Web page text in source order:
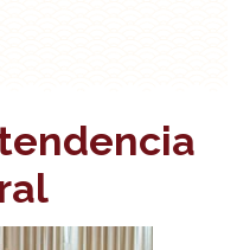
tendencia